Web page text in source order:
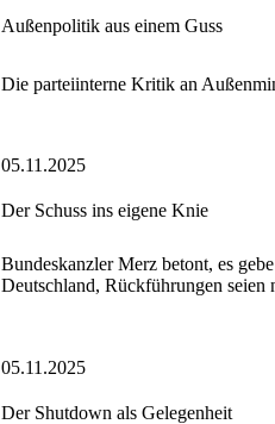
Außenpolitik aus einem Guss
Die parteiinterne Kritik an
05.11.2025
Der Schuss ins eigene Knie
Bundeskanzler Merz betont, es
Deutschland, Rückführungen seien
05.11.2025
Der Shutdown als Gelegenheit